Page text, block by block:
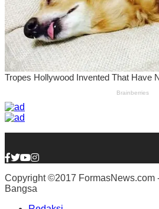
Copyright ©2017 FormasNews.com
Bangsa